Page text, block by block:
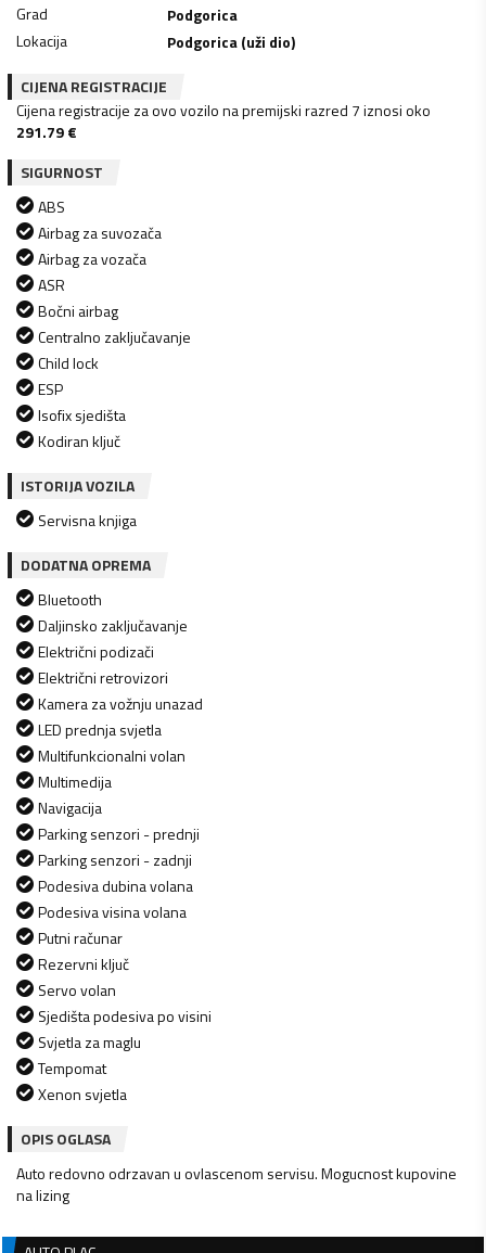
Grad
Podgorica
Lokacija
Podgorica (uži dio)
CIJENA REGISTRACIJE
Cijena registracije za ovo vozilo na premijski razred 7 iznosi oko
291.79€
SIGURNOST
ABS
Airbag za suvozača
Airbag za vozača
ASR
Bočni airbag
Centralno zaključavanje
Child lock
ESP
Isofix sjedišta
Kodiran ključ
ISTORIJA VOZILA
Servisna knjiga
DODATNA OPREMA
Bluetooth
Daljinsko zaključavanje
Električni podizači
Električni retrovizori
Kamera za vožnju unazad
LED prednja svjetla
Multifunkcionalni volan
Multimedija
Navigacija
Parking senzori - prednji
Parking senzori - zadnji
Podesiva dubina volana
Podesiva visina volana
Putni računar
Rezervni ključ
Servo volan
Sjedišta podesiva po visini
Svjetla za maglu
Tempomat
Xenon svjetla
OPIS OGLASA
Auto redovno odrzavan u ovlascenom servisu. Mogucnost kupovine
na lizing